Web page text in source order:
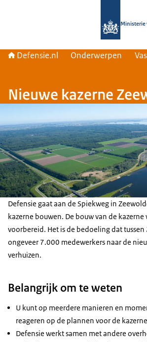
Ministerie
Defensie.nl Onderwerpen
Nieuwe kazerne
Defensie gaat aan de Spiekweg in
kazerne bouwen. De bouw van de
voorbereid. Het is de bedoeling dat
ongeveer 7.000 medewerkers naar de
verhuizen.
Belangrijk om te weten
U kunt op meerdere manieren en
reageren op de plannen voor de
Defensie werkt samen met andere